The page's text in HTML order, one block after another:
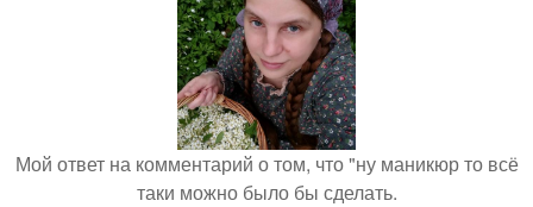
Мой ответ на комментарий о том, что "ну маникюр то всё
таки можно было бы сделать.